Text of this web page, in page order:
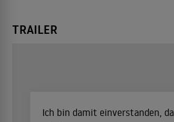
TRAILER
Ich bin damit einverstanden,